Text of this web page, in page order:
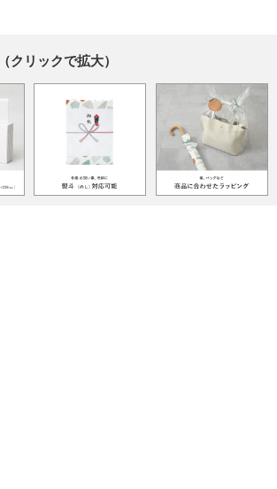
クリックで拡大）